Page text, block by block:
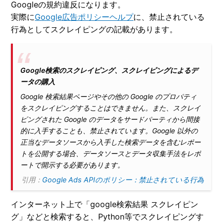
Googleの規約違反になります。
実際にGoogle広告ポリシーヘルプに、禁止されている
行為としてスクレイピングの記載があります。
Google検索のスクレイピング、スクレイピングによるデ
ータの購入
Google 検索結果ページやその他の Google のプロパティ
をスクレイピングすることはできません。また、スクレイ
ピングされた Google のデータをサードパーティから間接
的に入手することも、禁止されています。Google 以外の
正当なデータソースから入手した検索データを含むレポー
トを公開する場合、データソースとデータ収集手法をレポ
ートで開示する必要があります。
引用： Google Ads APIのポリシー：禁止されている行為
インターネット上で「google検索結果 スクレイピン
グ」などと検索すると、Python等でスクレイピングす